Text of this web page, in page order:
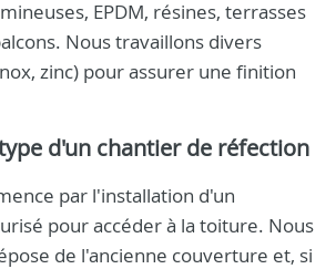
EPDM, résines, terrasses
Nous travaillons divers
zinc) pour assurer une finition
d'un chantier de réfection
par l'installation d'un
pour accéder à la toiture. Nous
de l'ancienne couverture et, si